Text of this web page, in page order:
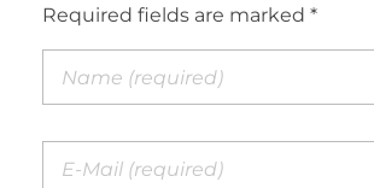
Required fields are marked *